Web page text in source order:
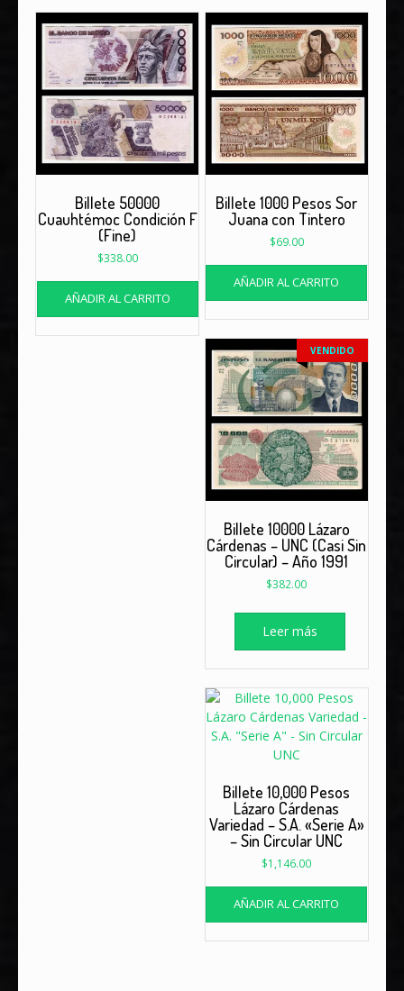
Billete 50000
Cuauhtémoc Condición F
(Fine)
$338.00
AÑADIR AL CARRITO
Billete 1000 Pesos Sor
Juana con Tintero
$69.00
AÑADIR AL CARRITO
VENDIDO
Billete 10000 Lázaro
Cárdenas – UNC (Casi Sin
Circular) – Año 1991
$382.00
Leer más
Billete 10,000 Pesos
Lázaro Cárdenas
Variedad – S.A. «Serie A»
– Sin Circular UNC
$1,146.00
AÑADIR AL CARRITO